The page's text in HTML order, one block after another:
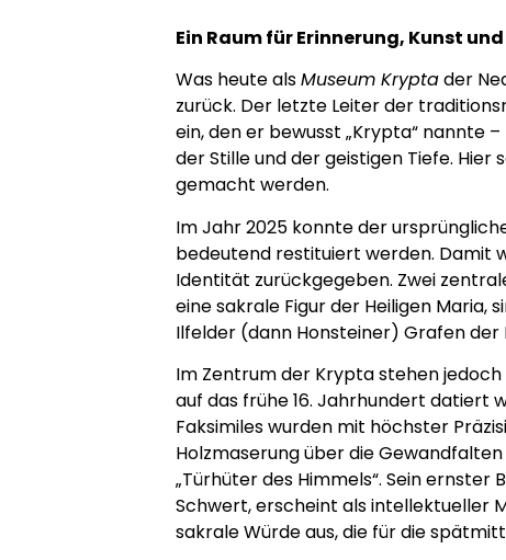
Ein Raum für Erinnerung, Kunst
Was heute alsMuseum Kryptader
zurück. Der letzte Leiter der
ein, den er bewusst „Krypta“ nannte
der Stille und der geistigen Tiefe.
gemacht werden.
Im Jahr 2025 konnte der
bedeutend restituiert werden. Damit
Identität zurückgegeben. Zwei
eine sakrale Figur der Heiligen Maria,
Ilfelder (dann Honsteiner) Grafen der
Im Zentrum der Krypta stehen jedoch
auf das frühe 16. Jahrhundert datiert
Faksimiles wurden mit höchster
Holzmaserung über die
„Türhüter des Himmels“. Sein
Schwert, erscheint als intellektueller
sakrale Würde aus, die für die